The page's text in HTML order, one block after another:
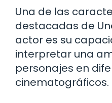
Una de las
destacadas de
actor es su
interpretar una
personajes en
cinematográficos.